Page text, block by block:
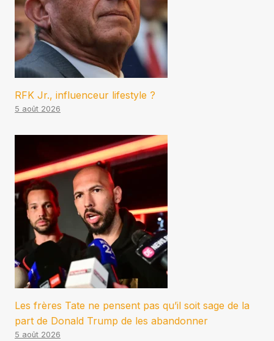
RFK Jr., influenceur lifestyle ?
5 août 2026
Les frères Tate ne pensent pas qu’il soit sage de la
part de Donald Trump de les abandonner
5 août 2026